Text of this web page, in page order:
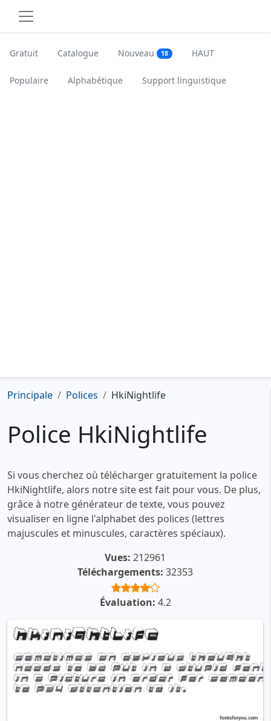
Gratuit Catalogue Nouveau 18 HAUT
Populaire Alphabétique Support linguistique
Principale Polices HkiNightlife
Police HkiNightlife
Si vous cherchez où télécharger gratuitement la police
HkiNightlife, alors notre site est fait pour vous. De plus,
grâce à notre générateur de texte, vous pouvez
visualiser en ligne l'alphabet des polices (lettres
majuscules et minuscules, caractères spéciaux).
Vues: 212961
Téléchargements: 32353
Évaluation: 4.2